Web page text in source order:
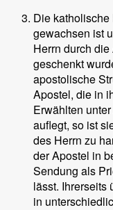
Die
gewachsen ist
Herrn durch
geschenkt
apostolische
Apostel, die in
Erwählten
auflegt, so ist
des Herrn zu
der Apostel in
Sendung als
lässt. Ihrerseits
in